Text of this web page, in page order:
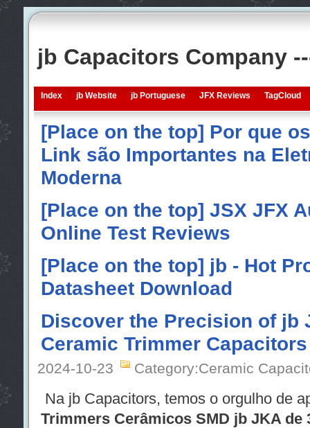
jb Capacitors Company
Index jb Website jb Portuguese JFX Reviews TagCloud
[Place on the top] Por que
Link são Importantes na
Moderna
[Place on the top] JSX JFX
Online Test Reviews
[Place on the top] jb - Hot
Datasheet Download
Discover the Precision of jb
Ceramic Trimmer
2024-10-23 Category:Ceramic
Na jb Capacitors, temos o orgulho de
Trimmers Cerâmicos SMD jb JKA de